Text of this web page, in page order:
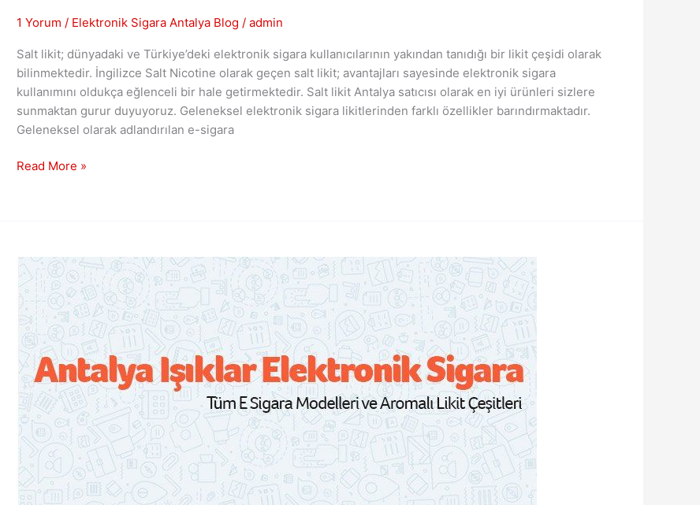
1 Yorum / Elektronik Sigara Antalya Blog / admin
Salt likit; dünyadaki ve Türkiye’deki elektronik sigara kullanıcılarının yakından tanıdığı bir likit çeşidi olarak
bilinmektedir. İngilizce Salt Nicotine olarak geçen salt likit; avantajları sayesinde elektronik sigara
kullanımını oldukça eğlenceli bir hale getirmektedir. Salt likit Antalya satıcısı olarak en iyi ürünleri sizlere
sunmaktan gurur duyuyoruz. Geleneksel elektronik sigara likitlerinden farklı özellikler barındırmaktadır.
Geleneksel olarak adlandırılan e-sigara
Read More »
Antalya
Işıklar
Elektronik
Sigara